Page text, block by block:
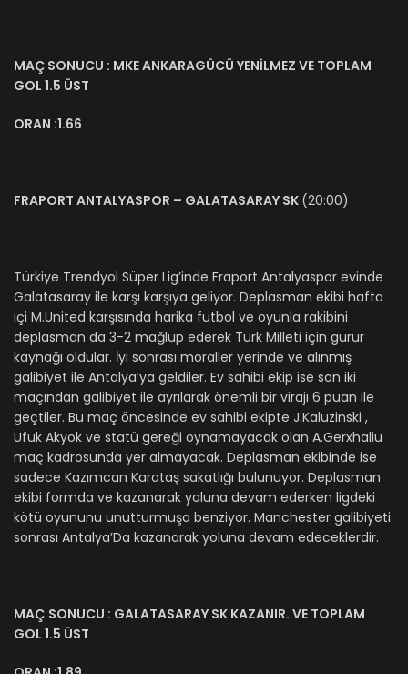
MAÇ SONUCU : MKE ANKARAGÜCÜ YENİLMEZ VE TOPLAM
GOL 1.5 ÜST
ORAN :1.66
FRAPORT ANTALYASPOR – GALATASARAY SK (20:00)
Türkiye Trendyol Süper Lig’inde Fraport Antalyaspor evinde
Galatasaray ile karşı karşıya geliyor. Deplasman ekibi hafta
içi M.United karşısında harika futbol ve oyunla rakibini
deplasman da 3-2 mağlup ederek Türk Milleti için gurur
kaynağı oldular. İyi sonrası moraller yerinde ve alınmış
galibiyet ile Antalya’ya geldiler. Ev sahibi ekip ise son iki
maçından galibiyet ile ayrılarak önemli bir virajı 6 puan ile
geçtiler. Bu maç öncesinde ev sahibi ekipte J.Kaluzinski ,
Ufuk Akyok ve statü gereği oynamayacak olan A.Gerxhaliu
maç kadrosunda yer almayacak. Deplasman ekibinde ise
sadece Kazımcan Karataş sakatlığı bulunuyor. Deplasman
ekibi formda ve kazanarak yoluna devam ederken ligdeki
kötü oyununu unutturmuşa benziyor. Manchester galibiyeti
sonrası Antalya’Da kazanarak yoluna devam edeceklerdir.
MAÇ SONUCU : GALATASARAY SK KAZANIR. VE TOPLAM
GOL 1.5 ÜST